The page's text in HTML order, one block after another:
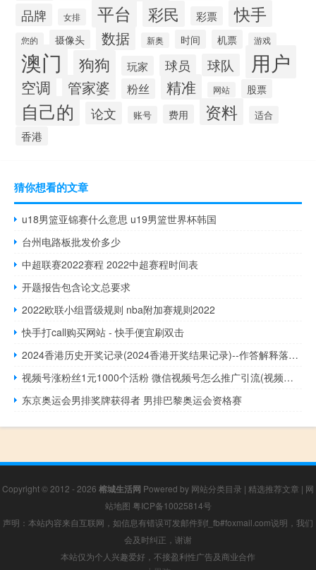
品牌 女排 平台 彩民 彩票 快手
您的 摄像头 数据 新奥 时间 机票 游戏
澳门 狗狗 玩家 球员 球队 用户
空调 管家婆 粉丝 精准 网站 股票
自己的 论文 账号 费用 资料 适合
香港
猜你想看的文章
u18男篮亚锦赛什么意思 u19男篮世界杯韩国
台州电路板批发价多少
中超联赛2022赛程 2022中超赛程时间表
开题报告包含论文总要求
2022欧联小组晋级规则 nba附加赛规则2022
快手打call购买网站 - 快手便宜刷双击
2024香港历史开奖记录(2024香港开奖结果记录)--作答解释落实--V20.58.68
视频号涨粉丝1元1000个活粉 微信视频号怎么推广引流(视频号如何快速做到1万粉丝的方法论)
东京奥运会男排奖牌获得者 男排巴黎奥运会资格赛
Copyright © 2012 - 2026 榕城生活网 Powered by 网站分类目录 | 精选推荐文章 | 网
站地图 粤ICP备10025814号
声明：本站内容来自互联网，如信息有错误可发邮件到f_fb#foxmail.com说明，我们
会及时纠正，谢谢
本站仅为个人兴趣爱好，不接盈利性广告及商业合作